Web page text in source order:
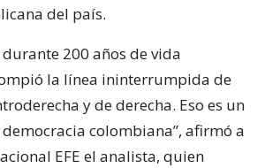
del país.
200 años de vida
la línea ininterrumpida de
y de derecha. Eso es un
colombiana”, afirmó a
EFE el analista, quien